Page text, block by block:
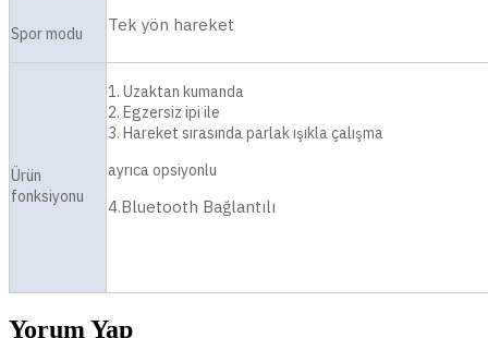
Spor modu Tek yön hareket
Ürün
fonksiyonu
1. Uzaktan kumanda
2. Egzersiz ipi ile
3. Hareket sırasında parlak ışıkla çalışma
ayrıca opsiyonlu
4.Bluetooth Bağlantılı
Yorum Yap